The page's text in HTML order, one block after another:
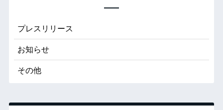
プレスリリース
お知らせ
その他